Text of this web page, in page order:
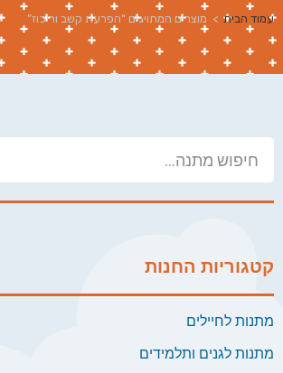
עמוד הבית > מוצרים המתויגים “הפרעת קשב וריכוז”
קטגוריות החנות
מתנות לחיילים
מתנות לגנים ותלמידים